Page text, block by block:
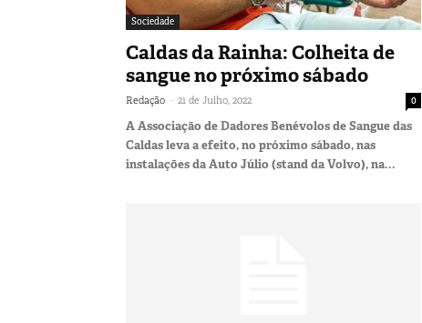
Sociedade
Caldas da Rainha: Colheita de
sangue no próximo sábado
Redação - 21 de Julho, 2022 0
A Associação de Dadores Benévolos de Sangue das
Caldas leva a efeito, no próximo sábado, nas
instalações da Auto Júlio (stand da Volvo), na...